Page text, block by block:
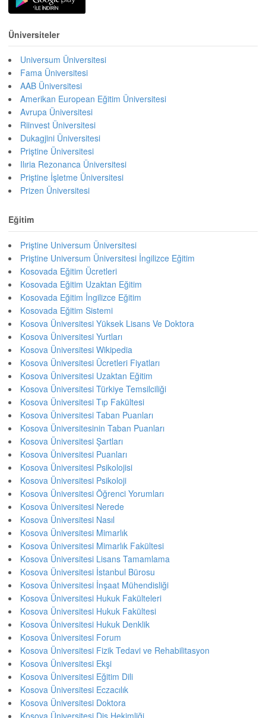
Üniversiteler
Universum Üniversitesi
Fama Üniversitesi
AAB Üniversitesi
Amerikan European Eğitim Üniversitesi
Avrupa Üniversitesi
Riinvest Üniversitesi
Dukagjini Üniversitesi
Priştine Üniversitesi
Ilıria Rezonanca Üniversitesi
Priştine İşletme Üniversitesi
Prizen Üniversitesi
Eğitim
Priştine Universum Üniversitesi
Priştine Universum Üniversitesi İngilizce Eğitim
Kosovada Eğitim Ücretleri
Kosovada Eğitim Uzaktan Eğitim
Kosovada Eğitim İngilizce Eğitim
Kosovada Eğitim Sistemi
Kosova Üniversitesi Yüksek Lisans Ve Doktora
Kosova Üniversitesi Yurtları
Kosova Üniversitesi Wikipedia
Kosova Üniversitesi Ücretleri Fiyatları
Kosova Üniversitesi Uzaktan Eğitim
Kosova Üniversitesi Türkiye Temsilciliği
Kosova Üniversitesi Tıp Fakültesi
Kosova Üniversitesi Taban Puanları
Kosova Üniversitesinin Taban Puanları
Kosova Üniversitesi Şartları
Kosova Üniversitesi Puanları
Kosova Üniversitesi Psikolojisi
Kosova Üniversitesi Psikoloji
Kosova Üniversitesi Öğrenci Yorumları
Kosova Üniversitesi Nerede
Kosova Üniversitesi Nasıl
Kosova Üniversitesi Mimarlık
Kosova Üniversitesi Mimarlık Fakültesi
Kosova Üniversitesi Lisans Tamamlama
Kosova Üniversitesi İstanbul Bürosu
Kosova Üniversitesi İnşaat Mühendisliği
Kosova Üniversitesi Hukuk Fakülteleri
Kosova Üniversitesi Hukuk Fakültesi
Kosova Üniversitesi Hukuk Denklik
Kosova Üniversitesi Forum
Kosova Üniversitesi Fizik Tedavi ve Rehabilitasyon
Kosova Üniversitesi Ekşi
Kosova Üniversitesi Eğitim Dili
Kosova Üniversitesi Eczacılık
Kosova Üniversitesi Doktora
Kosova Üniversitesi Diş Hekimliği